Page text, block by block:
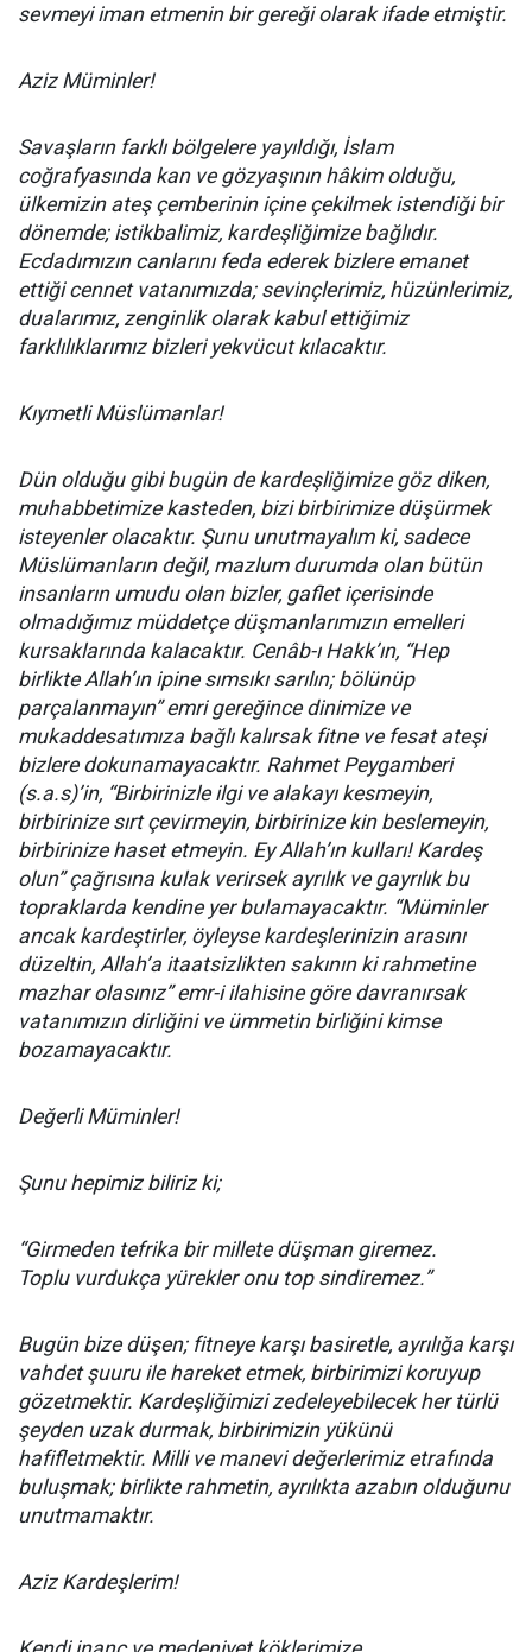
sevmeyi iman etmenin bir gereği olarak ifade etmiştir.
Aziz Müminler!
Savaşların farklı bölgelere yayıldığı, İslam
coğrafyasında kan ve gözyaşının hâkim olduğu,
ülkemizin ateş çemberinin içine çekilmek istendiği bir
dönemde; istikbalimiz, kardeşliğimize bağlıdır.
Ecdadımızın canlarını feda ederek bizlere emanet
ettiği cennet vatanımızda; sevinçlerimiz, hüzünlerimiz,
dualarımız, zenginlik olarak kabul ettiğimiz
farklılıklarımız bizleri yekvücut kılacaktır.
Kıymetli Müslümanlar!
Dün olduğu gibi bugün de kardeşliğimize göz diken,
muhabbetimize kasteden, bizi birbirimize düşürmek
isteyenler olacaktır. Şunu unutmayalım ki, sadece
Müslümanların değil, mazlum durumda olan bütün
insanların umudu olan bizler, gaflet içerisinde
olmadığımız müddetçe düşmanlarımızın emelleri
kursaklarında kalacaktır. Cenâb-ı Hakk’ın, “Hep
birlikte Allah’ın ipine sımsıkı sarılın; bölünüp
parçalanmayın” emri gereğince dinimize ve
mukaddesatımıza bağlı kalırsak fitne ve fesat ateşi
bizlere dokunamayacaktır. Rahmet Peygamberi
(s.a.s)’in, “Birbirinizle ilgi ve alakayı kesmeyin,
birbirinize sırt çevirmeyin, birbirinize kin beslemeyin,
birbirinize haset etmeyin. Ey Allah’ın kulları! Kardeş
olun” çağrısına kulak verirsek ayrılık ve gayrılık bu
topraklarda kendine yer bulamayacaktır. “Müminler
ancak kardeştirler, öyleyse kardeşlerinizin arasını
düzeltin, Allah’a itaatsizlikten sakının ki rahmetine
mazhar olasınız” emr-i ilahisine göre davranırsak
vatanımızın dirliğini ve ümmetin birliğini kimse
bozamayacaktır.
Değerli Müminler!
Şunu hepimiz biliriz ki;
“Girmeden tefrika bir millete düşman giremez.
Toplu vurdukça yürekler onu top sindiremez.”
Bugün bize düşen; fitneye karşı basiretle, ayrılığa karşı
vahdet şuuru ile hareket etmek, birbirimizi koruyup
gözetmektir. Kardeşliğimizi zedeleyebilecek her türlü
şeyden uzak durmak, birbirimizin yükünü
hafifletmektir. Milli ve manevi değerlerimiz etrafında
buluşmak; birlikte rahmetin, ayrılıkta azabın olduğunu
unutmamaktır.
Aziz Kardeşlerim!